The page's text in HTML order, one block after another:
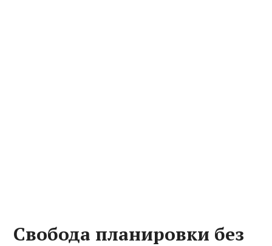
Свобода планировки без